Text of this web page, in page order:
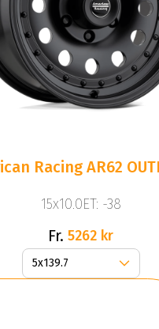
Racing AR62
15x10.0ET: -38
Fr. 5262 kr